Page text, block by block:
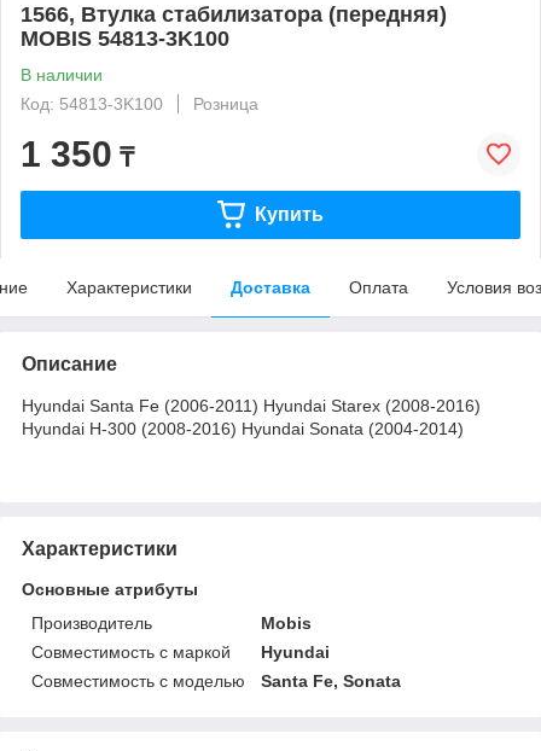
1566, Втулка стабилизатора (передняя)
MOBIS 54813-3K100
В наличии
Код: 54813-3K100
Розница
1 350 ₸
Купить
Характеристики Доставка Оплата Условия
Описание
Hyundai Santa Fe (2006-2011) Hyundai Starex (2008-2016)
Hyundai H-300 (2008-2016) Hyundai Sonata (2004-2014)
Характеристики
Основные атрибуты
Производитель
Mobis
Совместимость с маркой
Hyundai
Совместимость с моделью
Santa Fe, Sonata